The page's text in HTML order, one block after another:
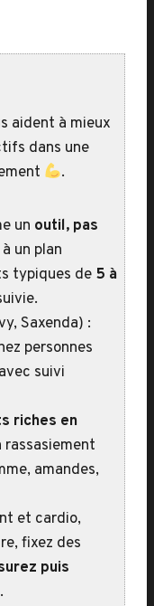
aident à mieux
dans une
.
un outil, pas
un plan
typiques de 5 à
Saxenda) :
personnes
suivi
riches en
rassasiement
amandes,
et cardio,
fixez des
puis
.